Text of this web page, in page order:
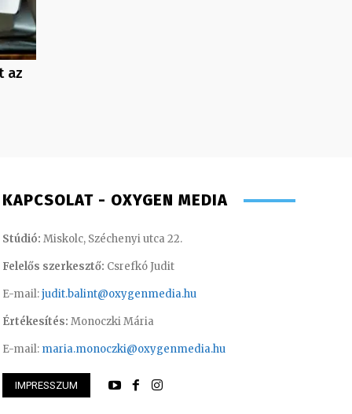
az
– műsorvezető, riporter
KAPCSOLAT - OXYGEN MEDIA
Stúdió: Miskolc, Széchenyi utca 22.
Felelős szerkesztő: Csrefkó Judit
E-mail:judit.balint@oxygenmedia.hu
Értékesítés: Monoczki Mária
E-mail: maria.monoczki@oxygenmedia.hu
IMPRESSZUM